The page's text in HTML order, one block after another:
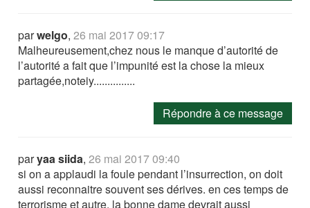
parwelgo,26 mai 2017 09:17
Malheureusement,chez nous le manque d’autorité de
l’autorité a fait que l’impunité est la chose la mieux
partagée,noteiy...............
Répondre à ce message
paryaa siida,26 mai 2017 09:40
si on a applaudi la foule pendant l’insurrection, on doit
aussi reconnaitre souvent ses dérives. en ces temps de
terrorisme et autre, la bonne dame devrait aussi